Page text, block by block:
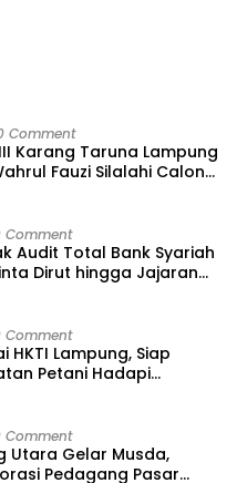
Comment
Karang Taruna Lampung
Fauzi Silalahi Calon
Comment
Audit Total Bank Syariah
Dirut hingga Jajaran
Comment
HKTI Lampung, Siap
Petani Hadapi
Comment
Utara Gelar Musda,
Pedagang Pasar